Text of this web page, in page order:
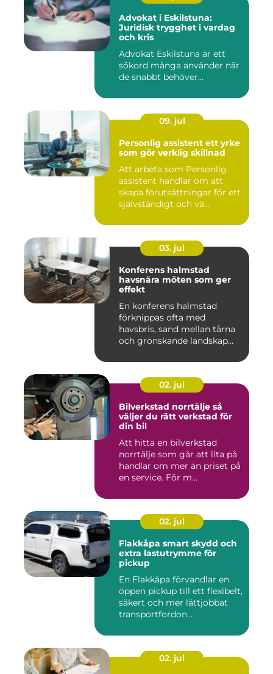
Advokat i Eskilstuna:
Juridisk trygghet i vardag
och kris
Advokat Eskilstuna är ett
sökord många använder när
de snabbt behöver...
09. jul
Personlig assistent ett yrke
som gör verklig skillnad
Att arbeta som Personlig
assistent handlar om att
skapa förutsättningar för ett
självständigt och vä...
03. jul
Konferens halmstad
havsnära möten som ger
effekt
En konferens halmstad
förknippas ofta med
havsbris, sand mellan tårna
och grönskande landskap
02. jul
Bilverkstad norrtälje så
väljer du rätt verkstad för
din bil
Att hitta en bilverkstad
norrtälje som går att lita på
handlar om mer än priset på
en service. För m...
02. jul
Flakkåpa smart skydd och
extra lastutrymme för
pickup
En Flakkåpa förvandlar en
öppen pickup till ett flexibelt,
säkert och mer lättjobbat
transportfordon...
02. jul